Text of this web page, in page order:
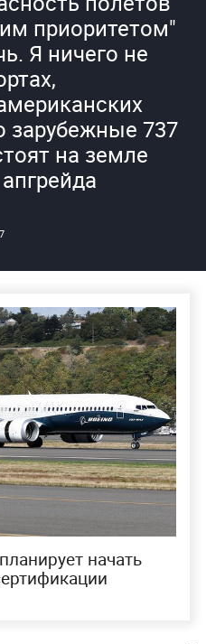
приоритетом"
Я ничего не
зарубежные 737
на земле
начать